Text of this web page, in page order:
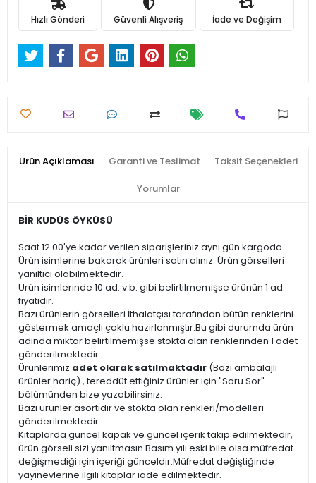
Hızlı Gönderi Güvenli Alışveriş İade ve Değişim
Ürün Açıklaması Garanti ve Teslimat Taksit Seçenekleri
Yorumlar
BİR KUDÜS ÖYKÜSÜ
Saat 12.00'ye kadar verilen siparişleriniz aynı gün kargoda.
Ürün isimlerine bakarak ürünleri satın alınız. Ürün görselleri
yanıltıcı olabilmektedir.
Ürün isimlerinde 10 ad. v.b. gibi belirtilmemişse ürünün 1 ad.
fiyatıdır.
Bazı ürünlerin görselleri İthalatçısı tarafından bütün renklerini
göstermek amaçlı çoklu hazırlanmıştır.Bu gibi durumda ürün
adında miktar belirtilmemişse stokta olan renklerinden 1 adet
gönderilmektedir.
Ürünlerimiz adet olarak satılmaktadır (Bazı ambalajlı
ürünler hariç) , tereddüt ettiğiniz ürünler için "Soru Sor"
bölümünden bize yazabilirsiniz.
Bazı ürünler asortidir ve stokta olan renkleri/modelleri
gönderilmektedir.
Kitaplarda güncel kapak ve güncel içerik takip edilmektedir,
ürün görseli sizi yanıltmasın.Basım yılı eski bile olsa müfredat
değişmediği için içeriği günceldir.Müfredat değiştiğinde
yayınevlerine ilgili kitaplar iade edilmektedir.